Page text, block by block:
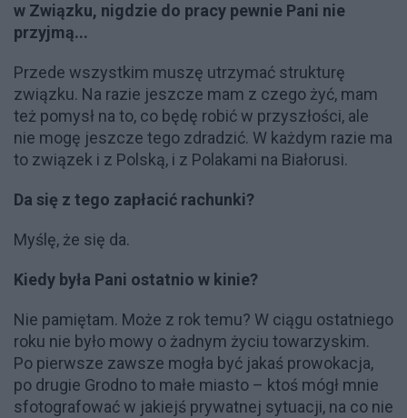
w Związku, nigdzie do pracy pewnie Pani nie
przyjmą...
Przede wszystkim muszę utrzymać strukturę
związku. Na razie jeszcze mam z czego żyć, mam
też pomysł na to, co będę robić w przyszłości, ale
nie mogę jeszcze tego zdradzić. W każdym razie ma
to związek i z Polską, i z Polakami na Białorusi.
Da się z tego zapłacić rachunki?
Myślę, że się da.
Kiedy była Pani ostatnio w kinie?
Nie pamiętam. Może z rok temu? W ciągu ostatniego
roku nie było mowy o żadnym życiu towarzyskim.
Po pierwsze zawsze mogła być jakaś prowokacja,
po drugie Grodno to małe miasto – ktoś mógł mnie
sfotografować w jakiejś prywatnej sytuacji, na co nie